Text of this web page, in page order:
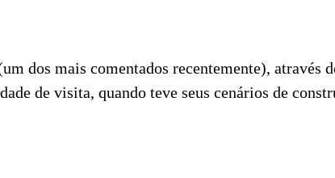
dos mais comentados recentemente),
de visita, quando teve seus cenários de